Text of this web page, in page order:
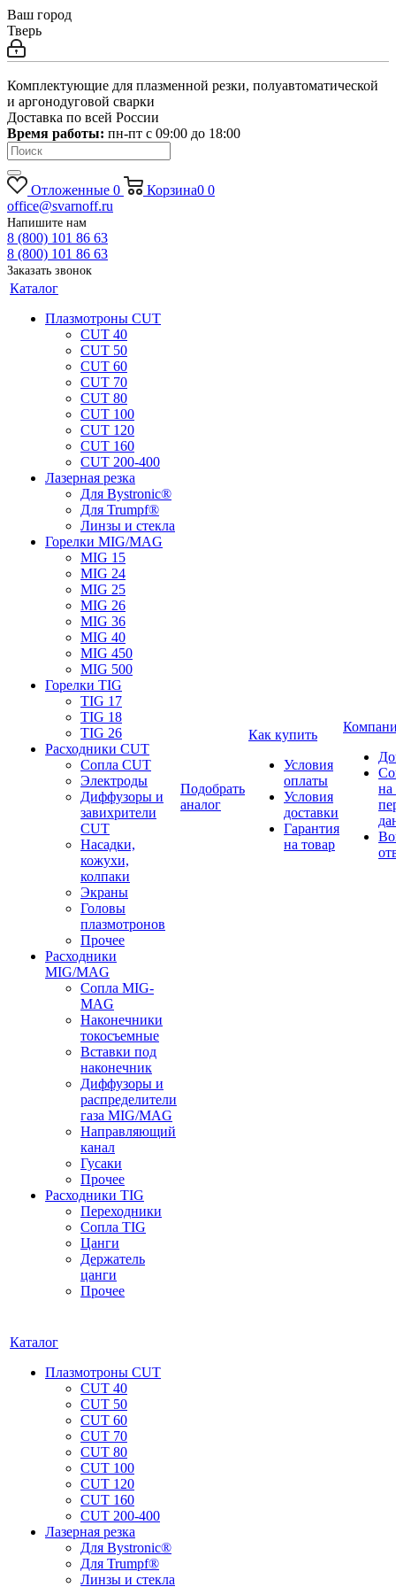
Ваш город
Тверь
Комплектующие для плазменной резки, полуавтоматической
и аргонодуговой сварки
Доставка по всей России
Время работы: пн-пт c 09:00 до 18:00
Отложенные 0 Корзина0 0
office@svarnoff.ru
Напишите нам
8 (800) 101 86 63
8 (800) 101 86 63
Заказать звонок
Каталог
Плазмотроны CUT
CUT 40
CUT 50
CUT 60
CUT 70
CUT 80
CUT 100
CUT 120
CUT 160
CUT 200-400
Лазерная резка
Для Bystronic®
Для Trumpf®
Линзы и стекла
Горелки MIG/MAG
MIG 15
MIG 24
MIG 25
MIG 26
MIG 36
MIG 40
MIG 450
MIG 500
Горелки TIG
TIG 17
TIG 18
TIG 26
Расходники CUT
Сопла CUT
Электроды
Диффузоры и
завихрители
CUT
Насадки,
кожухи,
колпаки
Экраны
Головы
плазмотронов
Прочее
Расходники
MIG/MAG
Сопла MIG-
MAG
Наконечники
токосъемные
Вставки под
наконечник
Диффузоры и
распределители
газа MIG/MAG
Направляющий
канал
Гусаки
Прочее
Расходники TIG
Переходники
Сопла TIG
Цанги
Держатель
цанги
Прочее
Подобрать
аналог
Как купить
Условия
оплаты
Условия
доставки
Гарантия
на товар
на
Каталог
Плазмотроны CUT
CUT 40
CUT 50
CUT 60
CUT 70
CUT 80
CUT 100
CUT 120
CUT 160
CUT 200-400
Лазерная резка
Для Bystronic®
Для Trumpf®
Линзы и стекла